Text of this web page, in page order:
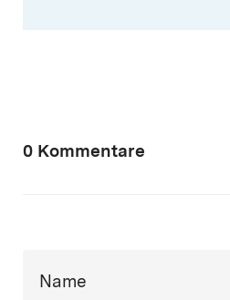
0 Kommentare
Name